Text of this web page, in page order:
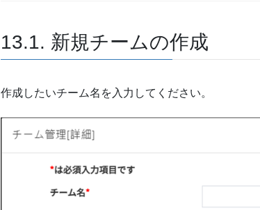
13.1. 新規チームの作成
作成したいチーム名を入力してください。